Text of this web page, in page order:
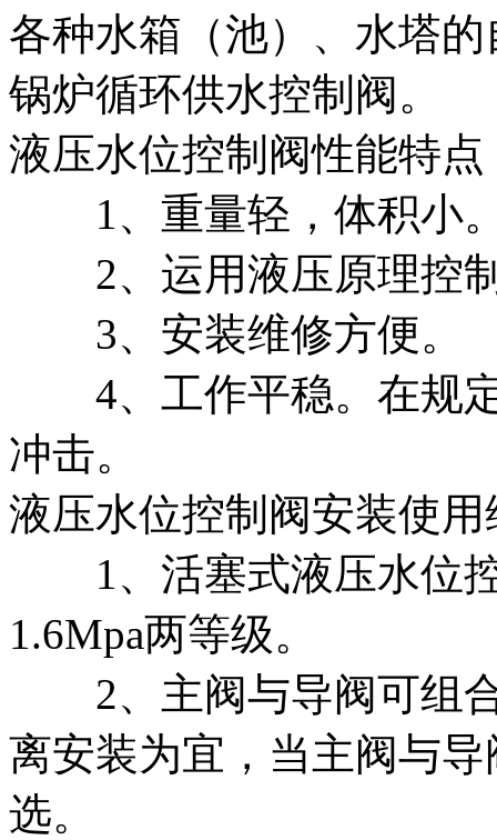
各种水箱（池）、水塔
锅炉循环供水控制阀。
液压水位控制阀性能特点
1、重量轻，体积小
2、运用液压原理控
3、安装维修方便。
4、工作平稳。在规定
冲击。
液压水位控制阀安装使
1、活塞式液压水位控
1.6Mpa两等级。
2、主阀与导阀可组合
离安装为宜，当主阀与
选。